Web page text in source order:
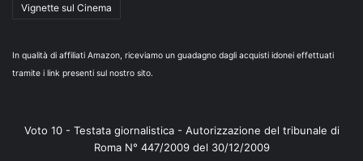
Vignette sul Cinema
In qualità di affiliati Amazon, riceviamo un guadagno dagli acquisti idonei effettuati
tramite i link presenti sul nostro sito.
Voto 10 - Testata giornalistica - Autorizzazione del tribunale di
Roma N° 447/2009 del 30/12/2009